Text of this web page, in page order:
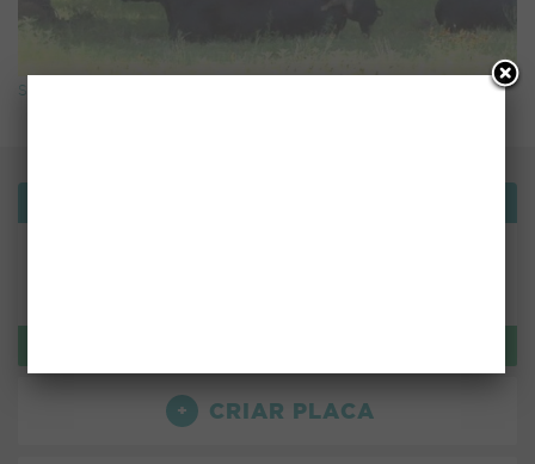
Sonhos
CRIAR PLACA